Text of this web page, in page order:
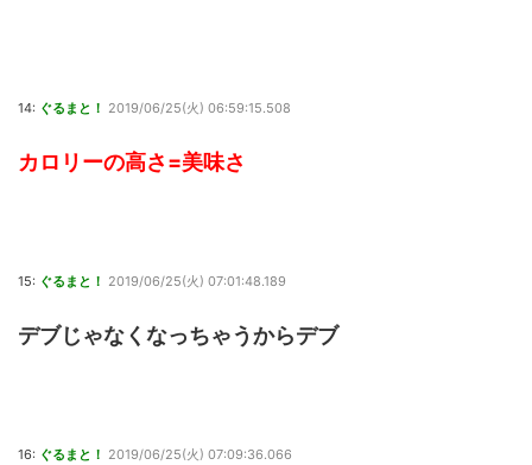
14: ぐるまと！ 2019/06/25(火) 06:59:15.508
カロリーの高さ=美味さ
15: ぐるまと！ 2019/06/25(火) 07:01:48.189
デブじゃなくなっちゃうからデブ
16: ぐるまと！ 2019/06/25(火) 07:09:36.066